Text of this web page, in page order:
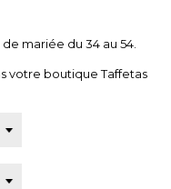
mariée du 34 au 54.
votre boutique Taffetas